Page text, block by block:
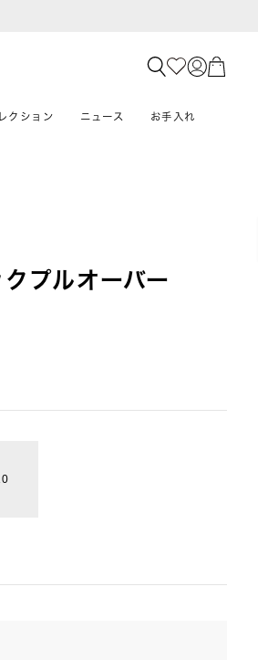
クション ニュース お手入れ
プルオーバー